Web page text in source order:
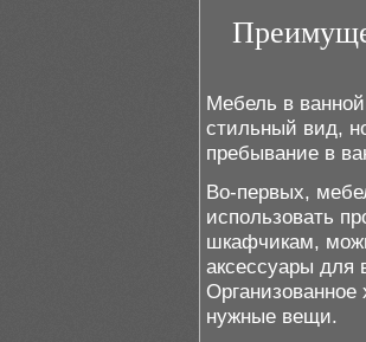
Мебель в
стильный вид,
пребывание в
Во-первых,
использовать
шкафчикам,
аксессуары для
Организованное
нужные вещи.